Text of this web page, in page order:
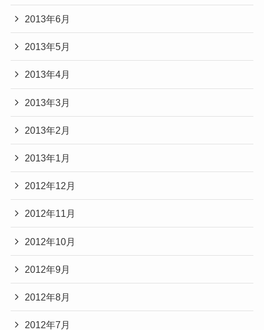
2013年6月
2013年5月
2013年4月
2013年3月
2013年2月
2013年1月
2012年12月
2012年11月
2012年10月
2012年9月
2012年8月
2012年7月